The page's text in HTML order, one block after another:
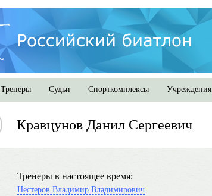
Тренеры Судьи Спорткомплексы Учреждения
Кравцунов Данил Сергеевич
Тренеры в настоящее время:
Нестеров Владимир Владимирович